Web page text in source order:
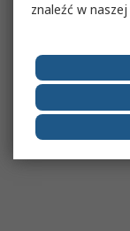
znaleźć w naszej